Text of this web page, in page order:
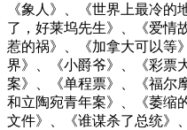
《象人》、《世界上最冷的
了，好莱坞先生》、《爱情
惹的祸》、《加拿大可以等
界》、《小爵爷》、《彩票
案》、《单程票》、《福尔
和立陶宛青年案》、《萎缩
文件》、《谁谋杀了总统》